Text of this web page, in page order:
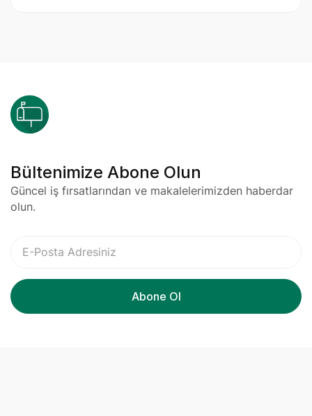
Bültenimize Abone Olun
Güncel iş fırsatlarından ve makalelerimizden haberdar
olun.